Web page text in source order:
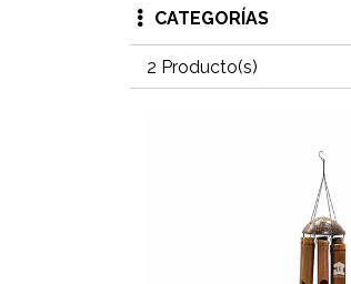
CATEGORÍAS
2 Producto(s)